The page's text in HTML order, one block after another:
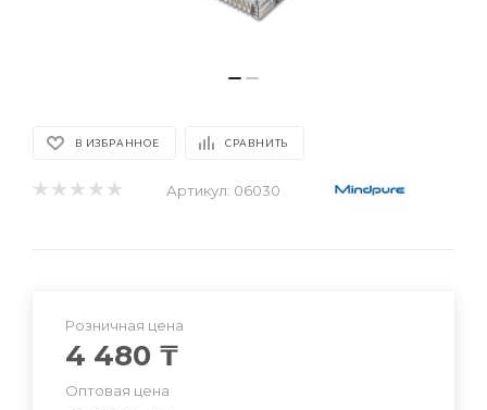
В ИЗБРАННОЕ СРАВНИТЬ
Артикул: 06030
Розничная цена
4 480 ₸
Оптовая цена